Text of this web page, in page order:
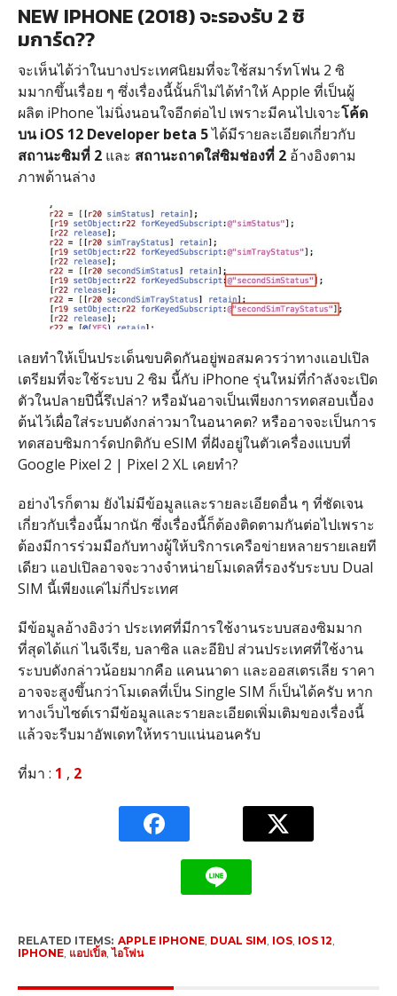
NEW IPHONE (2018) จะรองรับ 2 ซิ
มการ์ด??
จะเห็นได้ว่าในบางประเทศนิยมที่จะใช้สมาร์ทโฟน 2 ซิ
มมากขึ้นเรื่อย ๆ ซึ่งเรื่องนี้นั้นก็ไม่ได้ทำให้ Apple ที่เป็นผู้
ผลิต iPhone ไม่นิ่งนอนใจอีกต่อไป เพราะมีคนไปเจาะโค้ด
บน iOS 12 Developer beta 5ได้มีรายละเอียดเกี่ยวกับ
สถานะซิมที่ 2และ สถานะถาดใส่ซิมช่องที่ 2 อ้างอิงตาม
ภาพด้านล่าง
เลยทำให้เป็นประเด็นขบคิดกันอยู่พอสมควรว่าทางแอปเปิล
เตรียมที่จะใช้ระบบ 2 ซิม นี้กับ iPhone รุ่นใหม่ที่กำลังจะเปิด
ตัวในปลายปีนี้รึเปล่า? หรือมันอาจเป็นเพียงการทดสอบเบื้อง
ต้นไว้เผื่อใส่ระบบดังกล่าวมาในอนาคต? หรืออาจจะเป็นการ
ทดสอบซิมการ์ดปกติกับ eSIM ที่ฝังอยู่ในตัวเครื่องแบบที่
Google Pixel 2 | Pixel 2 XL เคยทำ?
อย่างไรก็ตาม ยังไม่มีข้อมูลและรายละเอียดอื่น ๆ ที่ชัดเจน
เกี่ยวกับเรื่องนี้มากนัก ซึ่งเรื่องนี้ก็ต้องติดตามกันต่อไปเพราะ
ต้องมีการร่วมมือกับทางผู้ให้บริการเครือข่ายหลายรายเลยที
เดียว แอปเปิลอาจจะวางจำหน่ายโมเดลที่รองรับระบบ Dual
SIM นี้เพียงแค่ไม่กี่ประเทศ
มีข้อมูลอ้างอิงว่า ประเทศที่มีการใช้งานระบบสองซิมมาก
ที่สุดได้แก่ ไนจีเรีย, บลาซิล และอียิป ส่วนประเทศที่ใช้งาน
ระบบดังกล่าวน้อยมากคือ แคนนาดา และออสเตรเลีย ราคา
อาจจะสูงขึ้นกว่าโมเดลที่เป็น Single SIM ก็เป็นได้ครับ หาก
ทางเว็บไซต์เรามีข้อมูลและรายละเอียดเพิ่มเติมของเรื่องนี้
แล้วจะรีบมาอัพเดทให้ทราบแน่นอนครับ
ที่มา : 1 , 2
RELATED ITEMS: APPLE IPHONE, DUAL SIM, IOS, IOS 12,
IPHONE, แอปเปิ้ล,ไอโฟน